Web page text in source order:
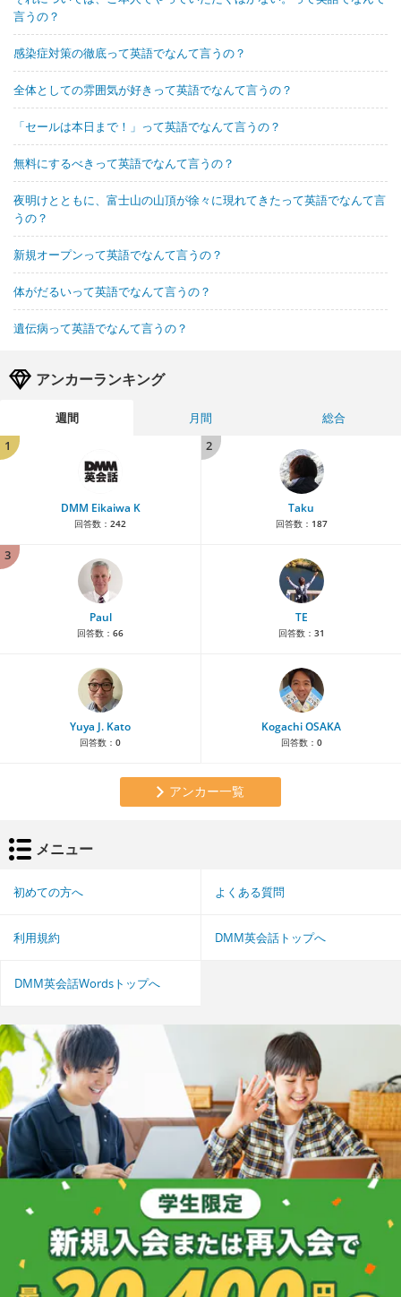
言うの？
感染症対策の徹底って英語でなんて言うの？
全体としての雰囲気が好きって英語でなんて言うの？
「セールは本日まで！」って英語でなんて言うの？
無料にするべきって英語でなんて言うの？
夜明けとともに、富士山の山頂が徐々に現れてきたって英語でなんて言
うの？
新規オープンって英語でなんて言うの？
体がだるいって英語でなんて言うの？
遺伝病って英語でなんて言うの？
アンカーランキング
週間 月間
総合
1
DMM Eikaiwa K
回答数： 242
2
Taku
回答数： 187
3
Paul
回答数： 66
TE
回答数： 31
Yuya J. Kato
回答数： 0
Kogachi OSAKA
回答数： 0
アンカー一覧
メニュー
初めての方へ よくある質問
利用規約 DMM英会話トップへ
DMM英会話Wordsトップへ